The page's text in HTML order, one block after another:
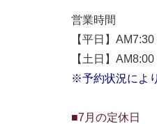
営業時間
【平日】
【土日】
※予約状況によ
■7月の定休日